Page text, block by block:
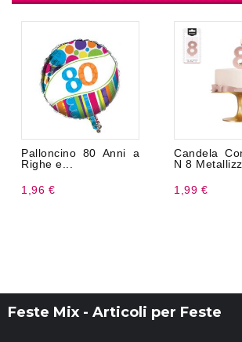
Palloncino 80 Anni a
Righe e...
1,96 €
Candela
N 8
1,99 €
Feste Mix - Articoli per Feste